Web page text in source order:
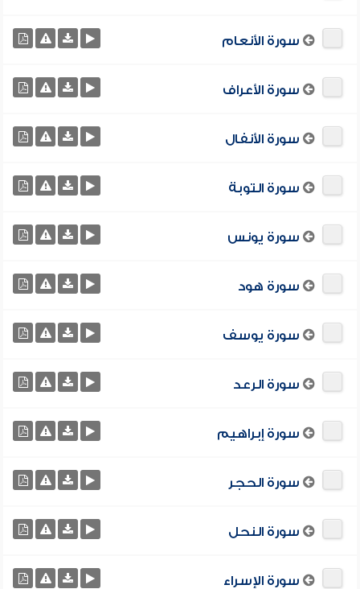
سورة الأنعام
سورة الأعراف
سورة الأنفال
سورة التوبة
سورة يونس
سورة هود
سورة يوسف
سورة الرعد
سورة إبراهيم
سورة الحجر
سورة النحل
سورة الإسراء